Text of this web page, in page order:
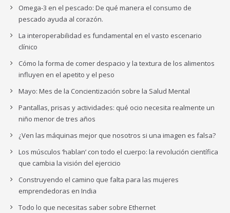
Omega-3 en el pescado: De qué manera el consumo de
pescado ayuda al corazón.
La interoperabilidad es fundamental en el vasto escenario
clínico
Cómo la forma de comer despacio y la textura de los alimentos
influyen en el apetito y el peso
Mayo: Mes de la Concientización sobre la Salud Mental
Pantallas, prisas y actividades: qué ocio necesita realmente un
niño menor de tres años
¿Ven las máquinas mejor que nosotros si una imagen es falsa?
Los músculos ‘hablan’ con todo el cuerpo: la revolución científica
que cambia la visión del ejercicio
Construyendo el camino que falta para las mujeres
emprendedoras en India
Todo lo que necesitas saber sobre Ethernet